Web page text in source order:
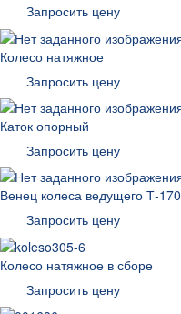
Запросить цену
Колесо натяжное
Запросить цену
Каток опорный
Запросить цену
Венец колеса ведущего Т-170
Запросить цену
Колесо натяжное в сборе
Запросить цену